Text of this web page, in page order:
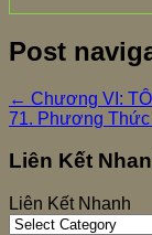
Post
← Chương VI:
71. Phương
Liên Kết
Liên Kết Nhanh